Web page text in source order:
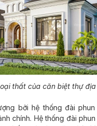
thất của căn biệt thự
bởi hệ thống đài
chính. Hệ thống đài